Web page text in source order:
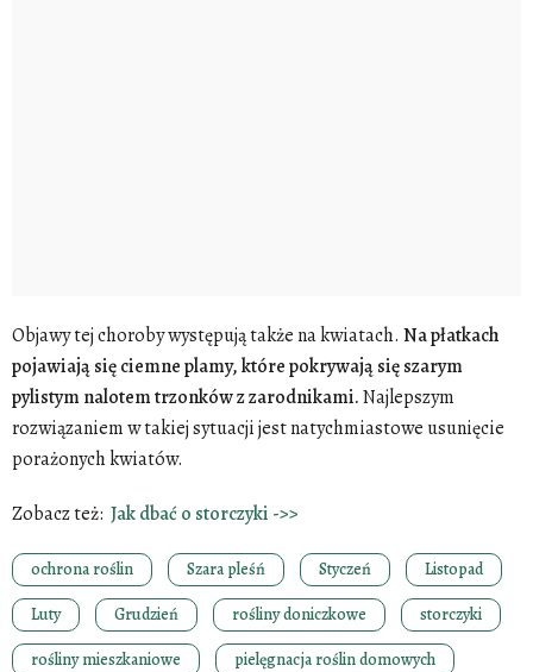
Objawy tej choroby występują także na kwiatach. Na płatkach
pojawiają się ciemne plamy, które pokrywają się szarym
pylistym nalotem trzonków z zarodnikami.Najlepszym
rozwiązaniem w takiej sytuacji jest natychmiastowe usunięcie
porażonych kwiatów.
Zobacz też: Jak dbać o storczyki ->>
ochrona roślin Szara pleśń Styczeń
Listopad
Luty
Grudzień rośliny doniczkowe
storczyki
rośliny mieszkaniowe
pielęgnacja roślin domowych